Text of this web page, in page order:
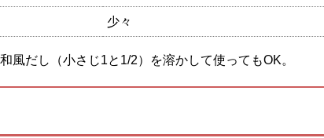
少々
風だし（小さじ1と1/2）を溶かして使ってもOK。